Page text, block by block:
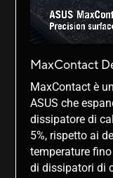
MaxContact
MaxContact è
ASUS che
dissipatore di
5%, rispetto ai
temperature
di dissipatori di